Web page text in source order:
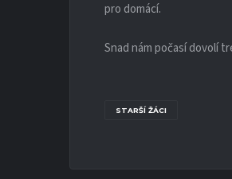
pro domácí.
Snad nám počasí dovolí
STARŠÍ ŽÁCI